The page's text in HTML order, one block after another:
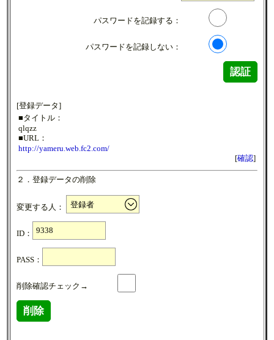
パスワードを記録する：
パスワードを記録しない：
認証
[登録データ]
■タイトル：
qlqzz
■URL：
http://yameru.web.fc2.com/
[確認]
２．登録データの削除
変更する人：
ID：
PASS：
削除確認チェック→
削除